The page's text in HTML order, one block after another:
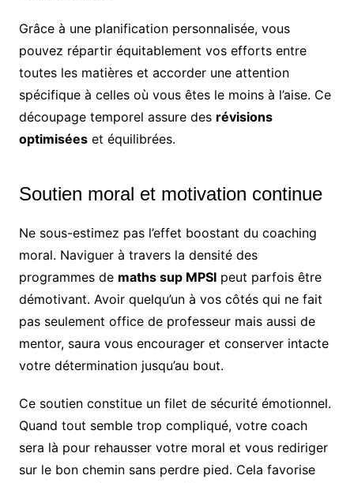
Grâce à une planification personnalisée, vous
pouvez répartir équitablement vos efforts entre
toutes les matières et accorder une attention
spécifique à celles où vous êtes le moins à l’aise. Ce
découpage temporel assure des révisions
optimiséeset équilibrées.
Soutien moral et motivation continue
Ne sous-estimez pas l’effet boostant du coaching
moral. Naviguer à travers la densité des
programmes de maths sup MPSIpeut parfois être
démotivant. Avoir quelqu’un à vos côtés qui ne fait
pas seulement office de professeur mais aussi de
mentor, saura vous encourager et conserver intacte
votre détermination jusqu’au bout.
Ce soutien constitue un filet de sécurité émotionnel.
Quand tout semble trop compliqué, votre coach
sera là pour rehausser votre moral et vous rediriger
sur le bon chemin sans perdre pied. Cela favorise